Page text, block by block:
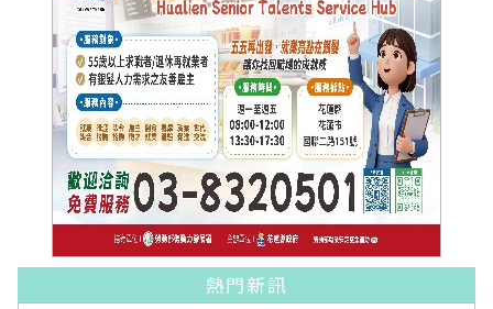
熱門新訊